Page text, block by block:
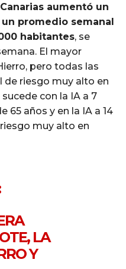
aumentó un
un promedio semanal
habitantes, se
El mayor
pero todas las
de riesgo muy alto en
con la IA a 7
65 años y en la IA a 14
muy alto en
LA
Y